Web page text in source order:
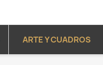
ARTE Y CUADROS